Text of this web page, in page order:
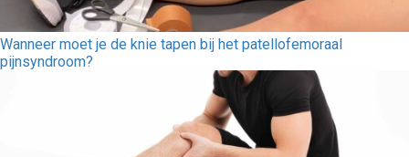
Wanneer moet je de knie tapen bij het patellofemoraal
pijnsyndroom?